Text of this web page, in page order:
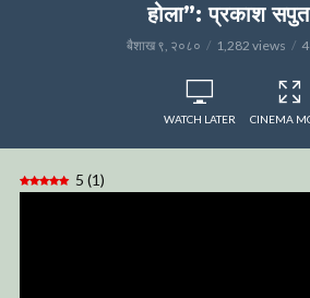
होला”: प्रकाश सपुत
बैशाख ९, २०८० 1,282 views
WATCH LATER CINEMA
5 (1)